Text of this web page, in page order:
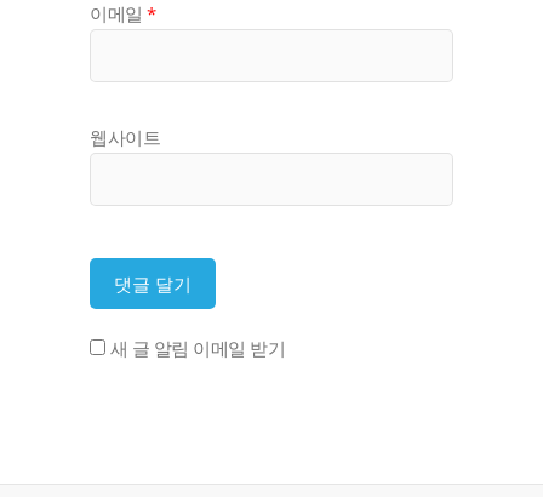
이메일 *
웹사이트
새 글 알림 이메일 받기